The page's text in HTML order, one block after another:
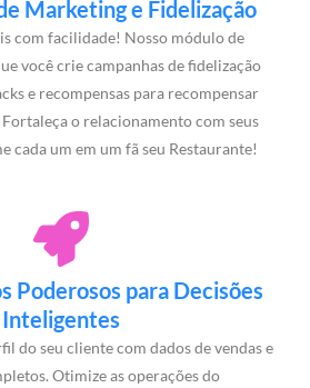
Marketing e Fidelização
com facilidade! Nosso módulo de
você crie campanhas de fidelização
e recompensas para recompensar
o relacionamento com seus
cada um em um fã seu Restaurante!
Poderosos para Decisões
Inteligentes
do seu cliente com dados de vendas e
Otimize as operações do